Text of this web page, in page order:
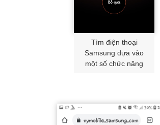
Tìm điện thoại
Samsung dựa vào
một số chức năng